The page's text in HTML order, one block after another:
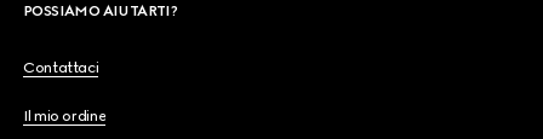
POSSIAMO AIUTARTI?
Contattaci
Il mio ordine